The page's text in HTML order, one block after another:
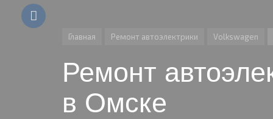
Главная Ремонт автоэлектрики Volkswagen
Ремонт
в Омске